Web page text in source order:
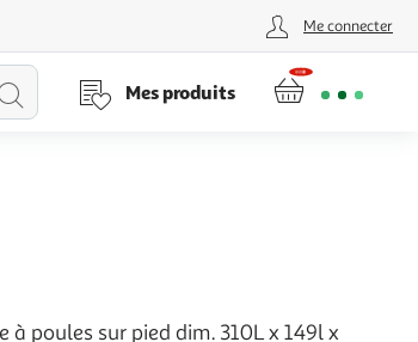
Me connecter
Mes produits
à poules sur pied dim. 310L x 149l x